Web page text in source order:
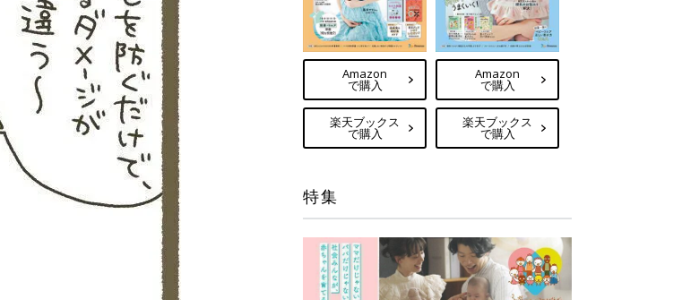
Amazon
で購入
楽天ブックス
で購入
Amazon
で購入
楽天ブックス
で購入
特集